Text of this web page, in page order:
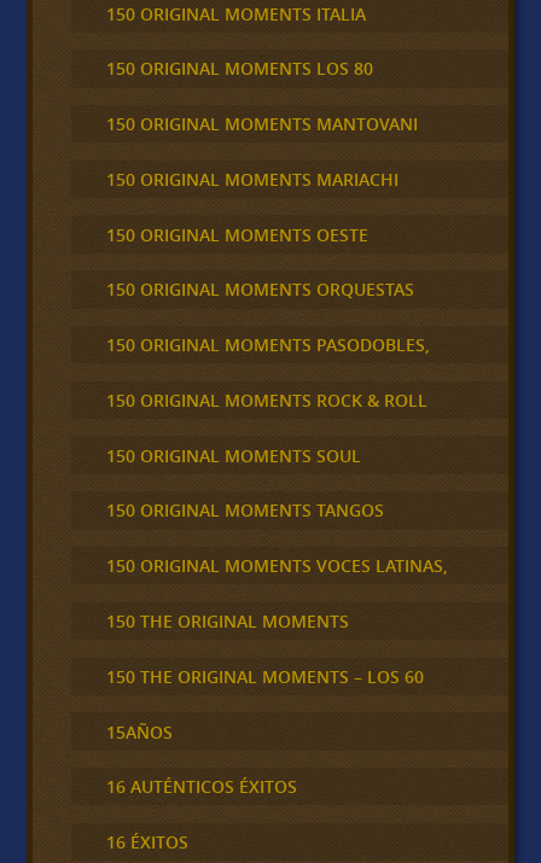
150 ORIGINAL MOMENTS ITALIA
150 ORIGINAL MOMENTS LOS 80
150 ORIGINAL MOMENTS MANTOVANI
150 ORIGINAL MOMENTS MARIACHI
150 ORIGINAL MOMENTS OESTE
150 ORIGINAL MOMENTS ORQUESTAS
150 ORIGINAL MOMENTS PASODOBLES,
150 ORIGINAL MOMENTS ROCK & ROLL
150 ORIGINAL MOMENTS SOUL
150 ORIGINAL MOMENTS TANGOS
150 ORIGINAL MOMENTS VOCES LATINAS,
150 THE ORIGINAL MOMENTS
150 THE ORIGINAL MOMENTS – LOS 60
15AÑOS
16 AUTÉNTICOS ÉXITOS
16 ÉXITOS